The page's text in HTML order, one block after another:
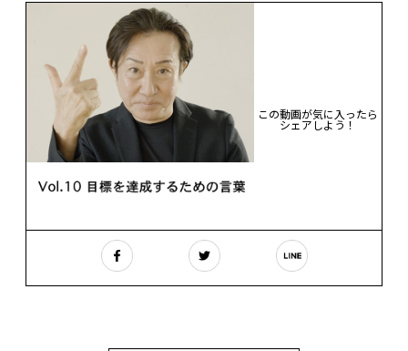
この動画が気に入ったら
シェアしよう！